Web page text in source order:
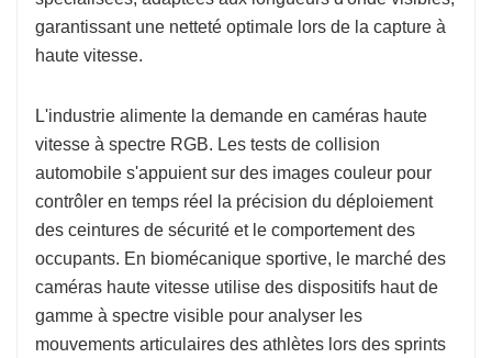
garantissant une netteté optimale lors de la capture à
haute vitesse.
L'industrie alimente la demande en caméras haute
vitesse à spectre RGB. Les tests de collision
automobile s'appuient sur des images couleur pour
contrôler en temps réel la précision du déploiement
des ceintures de sécurité et le comportement des
occupants. En biomécanique sportive, le marché des
caméras haute vitesse utilise des dispositifs haut de
gamme à spectre visible pour analyser les
mouvements articulaires des athlètes lors des sprints